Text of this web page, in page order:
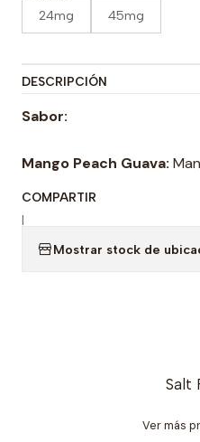
24mg 45mg
DESCRIPCIÓN
Sabor:
Mango Peach Guava:
COMPARTIR
|
Mostrar stock de
Salt
Ver más